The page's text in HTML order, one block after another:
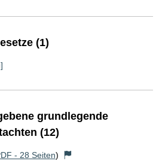
(1)
grundlegende
(12)
- 28 Seiten)